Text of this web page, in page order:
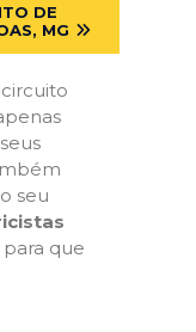
DE
MG
seu
para que